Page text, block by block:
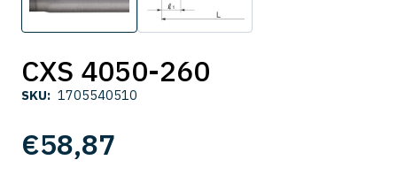
CXS 4050-260
SKU: 1705540510
€58,87